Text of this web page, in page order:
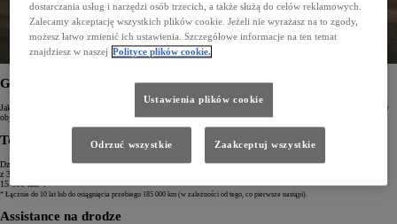
Gwarancja PRO
Jakiekolwiek usterki spowodowane błędem w produkcji lub montażu w każdym nowym samochodzie Toyoty
objęte są gwarancją obowiązującą przez okres do 3 lat lub 1 000 000 km.
Toyota Relax
Dzięki gwarancji Toyota Relax zyskasz spokój umysłu. Każda nowa i używana Toyota jest sprzedawana
z 3‑letnią gwarancją. Po każdym serwisie gwarancja jest dodatkowo przedłużana o 12 miesięcy lub
15 000 km*.
* Łącznie do 10 lat lub do osiągnięcia przebiegu 185 000 km (w zależności od tego, co pierwsze nastąpi).
Assistance na drodze
dostarczania usług i narzędzi osób trzecich, a także służą do celów reklamowych.
Zalecamy akceptację wszystkich plików cookie. Jeżeli nie wyrażasz na to zgody,
możesz łatwo zmienić ich ustawienia. Szczegółowe informacje na ten temat
znajdziesz w naszej Polityce plików cookie.
Ustawienia plików cookie
Odrzuć wszystkie Zaakceptuj wszystkie